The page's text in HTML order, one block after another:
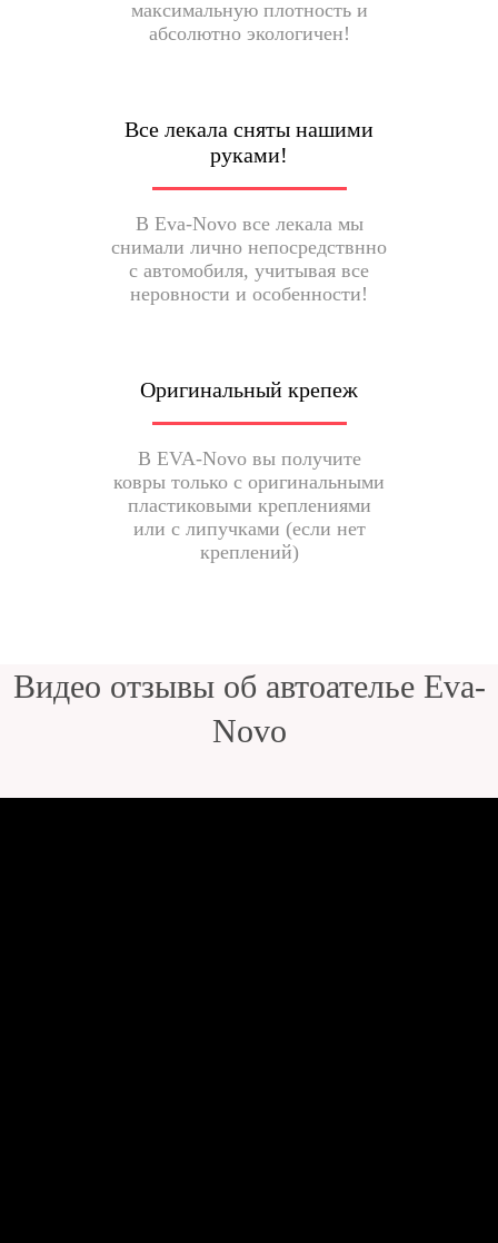
максимальную плотность и
абсолютно экологичен!
Все лекала сняты нашими
руками!
В Eva-Novo все лекала мы
снимали лично непосредствнно
с автомобиля, учитывая все
неровности и особенности!
Оригинальный крепеж
В EVA-Novo вы получите
ковры только с оригинальными
пластиковыми креплениями
или с липучками (если нет
креплений)
Видео отзывы об автоателье Eva-
Novo